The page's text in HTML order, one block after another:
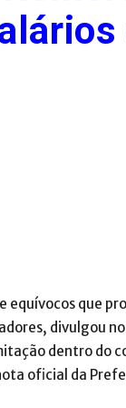
equívocos que
divulgou
dentro do
oficial da